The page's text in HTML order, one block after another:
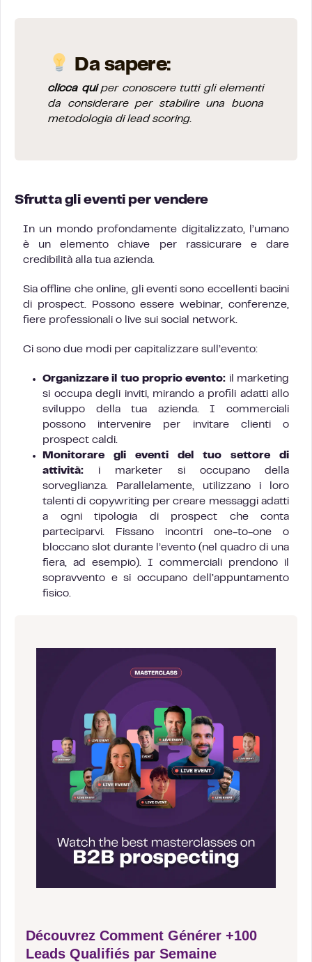
Da sapere:
clicca quiper conoscere tutti gli elementi
da considerare per stabilire una buona
metodologia di lead scoring.
Sfrutta gli eventi per vendere
In un mondo profondamente digitalizzato, l’umano
è un elemento chiave per rassicurare e dare
credibilità alla tua azienda.
Sia offline che online, gli eventi sono eccellenti bacini
di prospect. Possono essere webinar, conferenze,
fiere professionali o live sui social network.
Ci sono due modi per capitalizzare sull’evento:
Organizzare il tuo proprio evento: il marketing
si occupa degli inviti, mirando a profili adatti allo
sviluppo della tua azienda. I commerciali
possono intervenire per invitare clienti o
prospect caldi.
Monitorare gli eventi del tuo settore di
attività: i marketer si occupano della
sorveglianza. Parallelamente, utilizzano i loro
talenti di copywriting per creare messaggi adatti
a ogni tipologia di prospect che conta
parteciparvi. Fissano incontri one-to-one o
bloccano slot durante l’evento (nel quadro di una
fiera, ad esempio). I commerciali prendono il
sopravvento e si occupano dell’appuntamento
fisico.
Découvrez Comment Générer +100
Leads Qualifiés par Semaine